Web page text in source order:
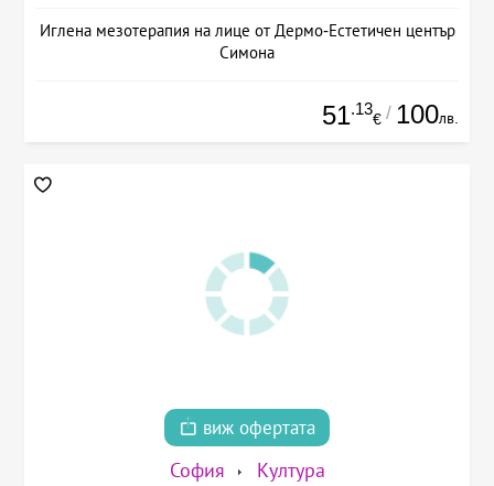
Иглена мезотерапия на лице от Дермо-Естетичен център
Симона
51.13
€ / 100лв.
виж офертата
София Култура